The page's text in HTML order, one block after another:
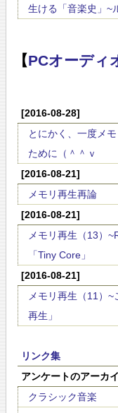
生ける「音楽史」~
【PCオーディ
[2016-08-28]
とにかく、一度メ
ために（＾＾ｖ
[2016-08-21]
メモリ再生再論
[2016-08-21]
メモリ再生（13）
「Tiny Core」
[2016-08-21]
メモリ再生（11）
再生」
リンク集
アンケートのアーカ
クラシック音楽